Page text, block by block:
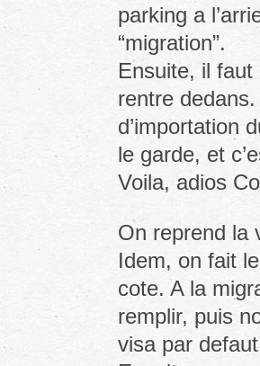
parking a
“migration”.
Ensuite, il
rentre
d’importation
le garde, et
Voila, adios
On reprend la
Idem, on fait
cote. A la
remplir, puis
visa par